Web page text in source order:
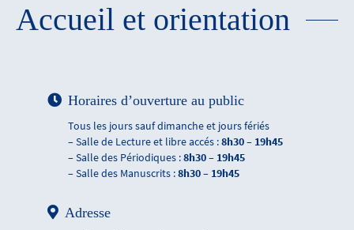
Accueil et orientation
Horaires d’ouverture au public
Tous les jours sauf dimanche et jours fériés
– Salle de Lecture et libre accés :8h30 – 19h45
– Salle des Périodiques :8h30 – 19h45
– Salle des Manuscrits :8h30 – 19h45
Adresse